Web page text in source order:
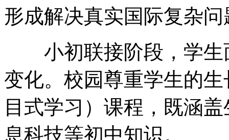
形成解决真实国际复杂
小初联接阶段，学生
变化。校园尊重学生的
目式学习）课程，既涵
息科技等初中知识。